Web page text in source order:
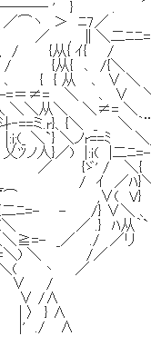
' } . ´
ﾆ7／
二ﾆﾆ=-
{ ｲ{ /
､ /{＼
从 ､ ∨ ＼
＼ ､ ∨
从＼ ＼≠= ＼
、{＼ _ ＼ ｀
＼`} ＼ノr==ﾐ
}／) |:ｉ( |二ﾆ=-
八 ／ {ゞ' /
＼_ / ｲ ／ﾊ}
`、｀¨⌒ ,∨( V}
{二ﾆ=- - /} ∨＼ 、
＼ ／ .} ﾊ从｀`
./ ／リ ・・・今
) ＼ /／
『魔術師に
∨ /
に人の
∧
./ ∧